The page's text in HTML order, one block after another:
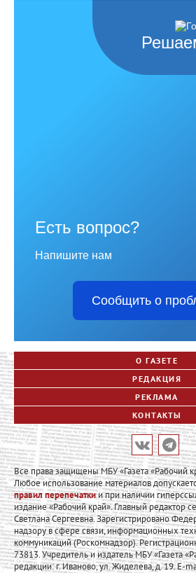
Есть вопрос?
Напишите нам
Сообщить о
О ГАЗЕТЕ
РЕДАКЦИЯ
РЕКЛАМА
КОНТАКТЫ
Все права защищены МБУ «Газета «Рабочий
Любое использование материалов
правил перепечаткии при наличии
издание «Рабочий край». Главный редактор
Светлана Сергеевна. Зарегистрировано
надзору в сфере связи, информационных
коммуникаций (Роскомнадзор).
73813. Учредитель и издатель МБУ «Газета
редакции: г. Иваново, ул. Жиделева, д. 19. E-